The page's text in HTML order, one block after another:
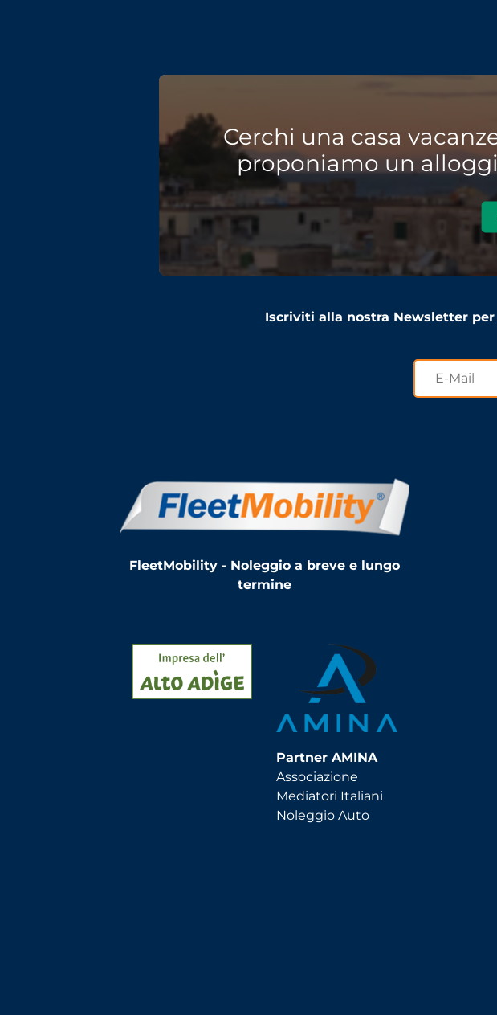
Cerchi una casa
proponiamo un
Iscriviti alla nostra Newsletter
FleetMobility - Noleggio a breve e lungo
termine
Partner AMINA
Associazione
Mediatori Italiani
Noleggio Auto